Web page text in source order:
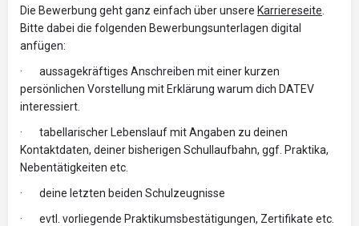
Die Bewerbung geht ganz einfach über unsere Karriereseite
Bitte dabei die folgenden Bewerbungsunterlagen digital
anfügen:
· aussagekräftiges Anschreiben mit einer kurzen
persönlichen Vorstellung mit Erklärung warum dich DATEV
interessiert.
· tabellarischer Lebenslauf mit Angaben zu deinen
Kontaktdaten, deiner bisherigen Schullaufbahn, ggf. Praktika,
Nebentätigkeiten etc.
· deine letzten beiden Schulzeugnisse
· evtl. vorliegende Praktikumsbestätigungen, Zertifikate etc.